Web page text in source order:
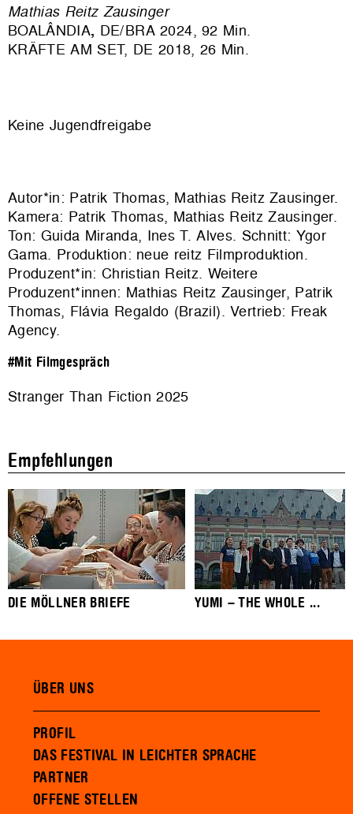
Mathias Reitz Zausinger
BOALÂNDIA, DE/BRA 2024, 92 Min.
KRÄFTE AM SET, DE 2018, 26 Min.
Keine Jugendfreigabe
Autor*in: Patrik Thomas, Mathias Reitz Zausinger.
Kamera: Patrik Thomas, Mathias Reitz Zausinger.
Ton: Guida Miranda, Ines T. Alves. Schnitt: Ygor
Gama. Produktion: neue reitz Filmproduktion.
Produzent*in: Christian Reitz. Weitere
Produzent*innen: Mathias Reitz Zausinger, Patrik
Thomas, Flávia Regaldo (Brazil). Vertrieb: Freak
Agency.
#Mit Filmgespräch
Stranger Than Fiction 2025
Empfehlungen
DIE MÖLLNER BRIEFE YUMI – THE WHOLE ...
ÜBER UNS
PROFIL
DAS FESTIVAL IN LEICHTER SPRACHE
PARTNER
OFFENE STELLEN